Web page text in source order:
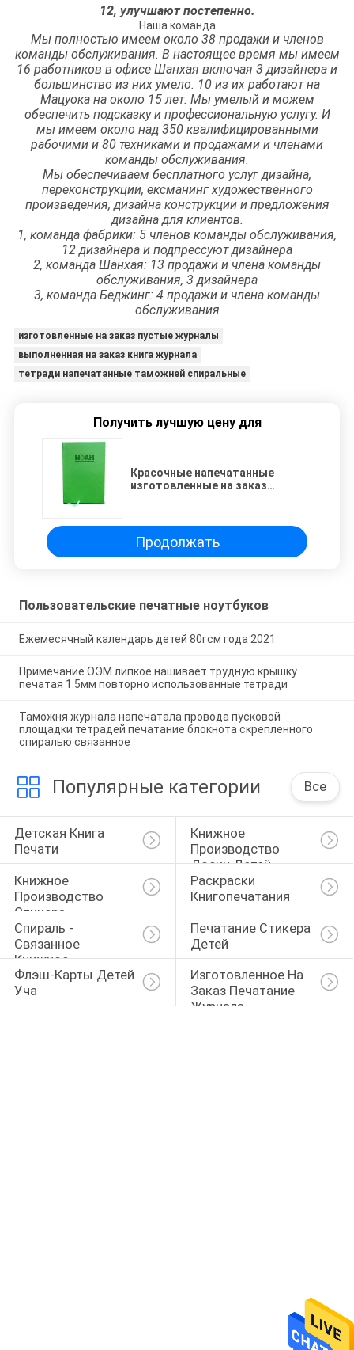
12, улучшают постепенно.
Наша команда
Мы полностью имеем около 38 продажи и членов
команды обслуживания. В настоящее время мы имеем
16 работников в офисе Шанхая включая 3 дизайнера и
большинство из них умело. 10 из их работают на
Мацуока на около 15 лет. Мы умелый и можем
обеспечить подсказку и профессиональную услугу. И
мы имеем около над 350 квалифицированными
рабочими и 80 техниками и продажами и членами
команды обслуживания.
Мы обеспечиваем бесплатного услуг дизайна,
переконструкции, ексманинг художественного
произведения, дизайна конструкции и предложения
дизайна для клиентов.
1, команда фабрики: 5 членов команды обслуживания,
12 дизайнера и подпрессуют дизайнера
2, команда Шанхая: 13 продажи и члена команды
обслуживания, 3 дизайнера
3, команда Беджинг: 4 продажи и члена команды
обслуживания
изготовленные на заказ пустые журналы
выполненная на заказ книга журнала
тетради напечатанные таможней спиральные
Получить лучшую цену для
Красочные напечатанные
изготовленные на заказ
верхнего продвижения дела
Продолжать
Пользовательские печатные ноутбуков
Ежемесячный календарь детей 80гсм года 2021
Примечание ОЭМ липкое нашивает трудную крышку
печатая 1.5мм повторно использованные тетради
Таможня журнала напечатала провода пусковой
площадки тетрадей печатание блокнота скрепленного
спиралью связанное
Популярные категории Все
Детская Книга
Печати
Книжное
Производство
Доски Детей
Книжное
Производство
Стикера
Раскраски
Книгопечатания
Спираль -
Связанное
Книжное
Производство
Печатание Стикера
Детей
Флэш-Карты Детей
Уча
Изготовленное На
Заказ Печатание
Журнала